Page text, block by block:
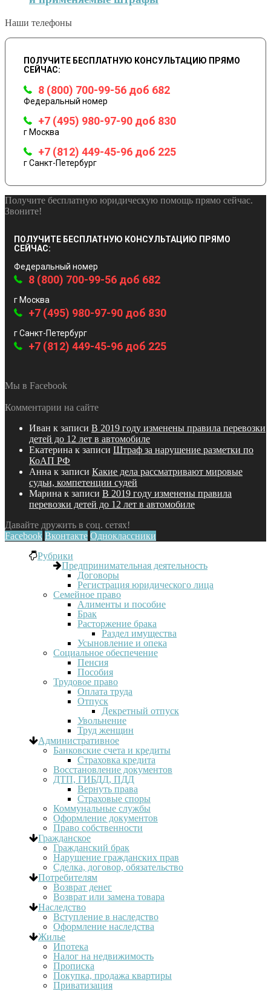
Наши телефоны
ПОЛУЧИТЕ БЕСПЛАТНУЮ КОНСУЛЬТАЦИЮ ПРЯМО
СЕЙЧАС:
8 (800) 700-99-56 доб 682
Федеральный номер
+7 (495) 980-97-90 доб 830
г Москва
+7 (812) 449-45-96 доб 225
г Санкт-Петербург
Получите бесплатную юридическую помощь прямо сейчас.
Звоните!
ПОЛУЧИТЕ БЕСПЛАТНУЮ КОНСУЛЬТАЦИЮ ПРЯМО
СЕЙЧАС:
Федеральный номер
8 (800) 700-99-56 доб 682
г Москва
+7 (495) 980-97-90 доб 830
г Санкт-Петербург
+7 (812) 449-45-96 доб 225
Мы в Facebook
Комментарии на сайте
Иван к записи В 2019 году изменены правила перевозки
детей до 12 лет в автомобиле
Екатерина к записи Штраф за нарушение разметки по
КоАП РФ
Анна к записи Какие дела рассматривают мировые
судьи, компетенции судей
Марина к записи В 2019 году изменены правила
перевозки детей до 12 лет в автомобиле
Давайте дружить в соц. сетях!
Facebook Вконтакте Одноклассники
Рубрики
Предпринимательная деятельность
Договоры
Регистрация юридического лица
Семейное право
Алименты и пособие
Брак
Расторжение брака
Раздел имущества
Усыновление и опека
Социальное обеспечение
Пенсия
Пособия
Трудовое право
Оплата труда
Отпуск
Декретный отпуск
Увольнение
Труд женщин
Административное
Банковские счета и кредиты
Страховка кредита
Восстановление документов
ДТП, ГИБДД, ПДД
Вернуть права
Страховые споры
Коммунальные службы
Оформление документов
Право собственности
Гражданское
Гражданский брак
Нарушение гражданских прав
Сделка, договор, обязательство
Потребителям
Возврат денег
Возврат или замена товара
Наследство
Вступление в наследство
Оформление наследства
Жилье
Ипотека
Налог на недвижимость
Прописка
Покупка, продажа квартиры
Приватизация